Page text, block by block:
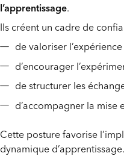
l’apprentissage.
Ils créent un cadre de
de valoriser
d’encourager
de structurer les
d’accompagner la mise
Cette posture favorise
dynamique d’apprentissage.